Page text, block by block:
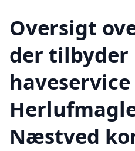
Oversigt
der tilbyder
haveservice
Næstved